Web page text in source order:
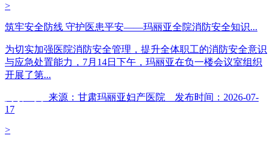
>
筑牢安全防线 守护医患平安——玛丽亚全院消防安全知识...
为切实加强医院消防安全管理，提升全体职工的消防安全意识
与应急处置能力，7月14日下午，玛丽亚在负一楼会议室组织
开展了第...
来源：甘肃玛丽亚妇产医院 发布时间：2026-07-
17
>